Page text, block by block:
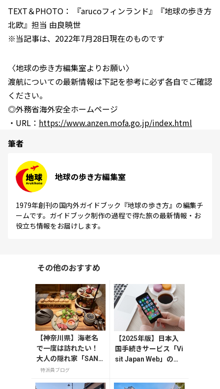
TEXT＆PHOTO： 『arucoフィンランド』『地球の歩き方
北欧』担当 由良暁世
※当記事は、2022年7月28日現在のものです
〈地球の歩き方編集室よりお願い〉
渡航についての最新情報は下記を参考に必ず各自でご確認
ください。
◎外務省海外安全ホームページ
・URL： https://www.anzen.mofa.go.jp/index.html
筆者
地球の歩き方編集室
1979年創刊の国内外ガイドブック『地球の歩き方』の編集チ
ームです。ガイドブック制作の過程で得た旅の最新情報・お
役立ち情報をお届けします。
その他のおすすめ
【神奈川県】海老名
で一度は訪れたい！
大人の隠れ家「SAND
GLASS 熾火」で味わ
特派員ブログ
【2025年版】日本入
国手続きサービス「Vi
sit Japan Web」の登